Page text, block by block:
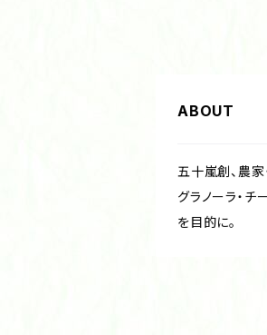
ABOUT
五十嵐創、農家
グラノーラ・
を目的に。